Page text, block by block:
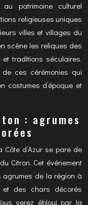
patrimoine culturel
religieuses uniques
villes et villages du
scène les reliques des
traditions séculaires.
de ces cérémonies qui
costumes d’époque et
: agrumes
d’Azur se pare de
Citron. Cet événement
agrumes de la région à
et des chars décorés
serez ébloui par la